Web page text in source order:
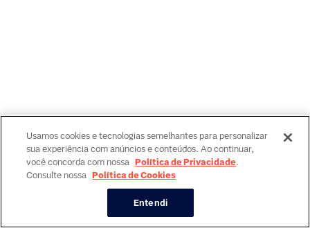
Usamos cookies e tecnologias semelhantes para personalizar
sua experiência com anúncios e conteúdos. Ao continuar,
você concorda com nossa Política de Privacidade.
Consulte nossa Política de Cookies
Entendi